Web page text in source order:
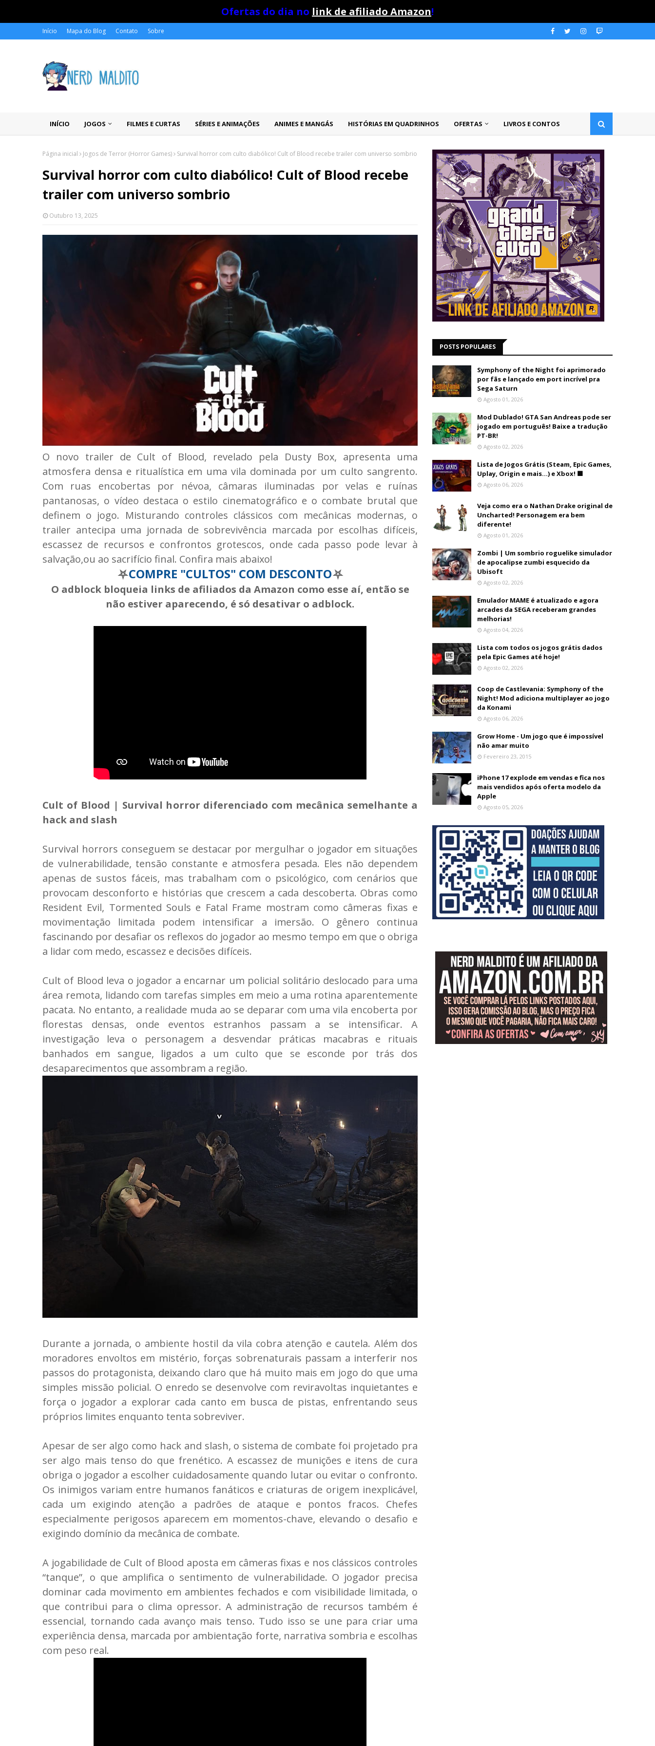
Ofertas do dia no link de afiliado Amazon!
Início Mapa do Blog Contato Sobre
INÍCIO JOGOS FILMES E CURTAS SÉRIES E ANIMAÇÕES ANIMES E MANGÁS HISTÓRIAS EM QUADRINHOS OFERTAS LIVROS E CONTOS
Página inicial Jogos de Terror (Horror Games) Survival horror com culto diabólico! Cult of Blood recebe trailer com universo sombrio
Survival horror com culto diabólico! Cult of Blood recebe
trailer com universo sombrio
Outubro 13, 2025
O novo trailer de Cult of Blood, revelado pela Dusty Box, apresenta uma
atmosfera densa e ritualística em uma vila dominada por um culto sangrento.
Com ruas encobertas por névoa, câmaras iluminadas por velas e ruínas
pantanosas, o vídeo destaca o estilo cinematográfico e o combate brutal que
definem o jogo. Misturando controles clássicos com mecânicas modernas, o
trailer antecipa uma jornada de sobrevivência marcada por escolhas difíceis,
escassez de recursos e confrontos grotescos, onde cada passo pode levar à
salvação,ou ao sacrifício final. Confira mais abaixo!
⛧COMPRE "CULTOS" COM DESCONTO⛧
O adblock bloqueia links de afiliados da Amazon como esse aí, então se
não estiver aparecendo, é só desativar o adblock.
Cult of Blood | Survival horror diferenciado com mecânica semelhante a
hack and slash
Survival horrors conseguem se destacar por mergulhar o jogador em situações
de vulnerabilidade, tensão constante e atmosfera pesada. Eles não dependem
apenas de sustos fáceis, mas trabalham com o psicológico, com cenários que
provocam desconforto e histórias que crescem a cada descoberta. Obras como
Resident Evil, Tormented Souls e Fatal Frame mostram como câmeras fixas e
movimentação limitada podem intensificar a imersão. O gênero continua
fascinando por desafiar os reflexos do jogador ao mesmo tempo em que o obriga
a lidar com medo, escassez e decisões difíceis.
Cult of Blood leva o jogador a encarnar um policial solitário deslocado para uma
área remota, lidando com tarefas simples em meio a uma rotina aparentemente
pacata. No entanto, a realidade muda ao se deparar com uma vila encoberta por
florestas densas, onde eventos estranhos passam a se intensificar. A
investigação leva o personagem a desvendar práticas macabras e rituais
banhados em sangue, ligados a um culto que se esconde por trás dos
desaparecimentos que assombram a região.
Durante a jornada, o ambiente hostil da vila cobra atenção e cautela. Além dos
moradores envoltos em mistério, forças sobrenaturais passam a interferir nos
passos do protagonista, deixando claro que há muito mais em jogo do que uma
simples missão policial. O enredo se desenvolve com reviravoltas inquietantes e
força o jogador a explorar cada canto em busca de pistas, enfrentando seus
próprios limites enquanto tenta sobreviver.
Apesar de ser algo como hack and slash, o sistema de combate foi projetado pra
ser algo mais tenso do que frenético. A escassez de munições e itens de cura
obriga o jogador a escolher cuidadosamente quando lutar ou evitar o confronto.
Os inimigos variam entre humanos fanáticos e criaturas de origem inexplicável,
cada um exigindo atenção a padrões de ataque e pontos fracos. Chefes
especialmente perigosos aparecem em momentos-chave, elevando o desafio e
exigindo domínio da mecânica de combate.
A jogabilidade de Cult of Blood aposta em câmeras fixas e nos clássicos controles
“tanque”, o que amplifica o sentimento de vulnerabilidade. O jogador precisa
dominar cada movimento em ambientes fechados e com visibilidade limitada, o
que contribui para o clima opressor. A administração de recursos também é
essencial, tornando cada avanço mais tenso. Tudo isso se une para criar uma
experiência densa, marcada por ambientação forte, narrativa sombria e escolhas
com peso real.
POSTS POPULARES
Symphony of the Night foi aprimorado
por fãs e lançado em port incrível pra
Sega Saturn
Agosto 01, 2026
Mod Dublado! GTA San Andreas pode ser
jogado em português! Baixe a tradução
PT-BR!
Agosto 02, 2026
Lista de Jogos Grátis (Steam, Epic Games,
Uplay, Origin e mais...) e Xbox! 🟩
Agosto 06, 2026
Veja como era o Nathan Drake original de
Uncharted! Personagem era bem
diferente!
Agosto 01, 2026
Zombi | Um sombrio roguelike simulador
de apocalipse zumbi esquecido da
Ubisoft
Agosto 02, 2026
Emulador MAME é atualizado e agora
arcades da SEGA receberam grandes
melhorias!
Agosto 04, 2026
Lista com todos os jogos grátis dados
pela Epic Games até hoje!
Agosto 02, 2026
Coop de Castlevania: Symphony of the
Night! Mod adiciona multiplayer ao jogo
da Konami
Agosto 06, 2026
Grow Home - Um jogo que é impossível
não amar muito
Fevereiro 23, 2015
iPhone 17 explode em vendas e fica nos
mais vendidos após oferta modelo da
Apple
Agosto 05, 2026